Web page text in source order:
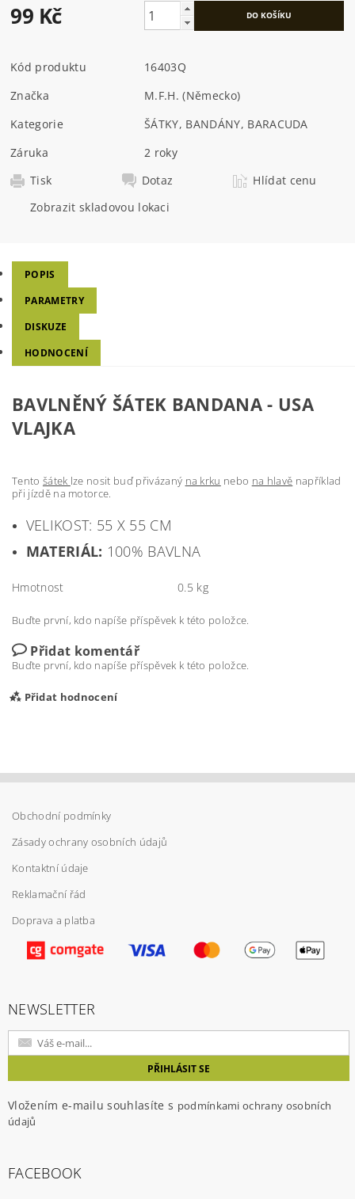
99 Kč
Kód produktu
16403Q
Značka
M.F.H. (Německo)
Kategorie
ŠÁTKY, BANDÁNY, BARACUDA
Záruka
2 roky
Tisk
Dotaz
Hlídat cenu
Zobrazit skladovou lokaci
POPIS
PARAMETRY
DISKUZE
HODNOCENÍ
BAVLNĚNÝ ŠÁTEK BANDANA - USA
VLAJKA
Tento šátek lze nosit buď přivázaný na krku nebo na hlavě například
při jízdě na motorce.
VELIKOST: 55 X 55 CM
MATERIÁL: 100% BAVLNA
Hmotnost 0.5 kg
Buďte první, kdo napíše příspěvek k této položce.
Přidat komentář
Buďte první, kdo napíše příspěvek k této položce.
Přidat hodnocení
Vložením hodnocení souhlasíte spodmínkami
ochrany osobních údajů
Obchodní podmínky
Zásady ochrany osobních údajů
Kontaktní údaje
Reklamační řád
Doprava a platba
NEWSLETTER
Vložením e-mailu souhlasíte s podmínkami ochrany osobních
údajů
FACEBOOK